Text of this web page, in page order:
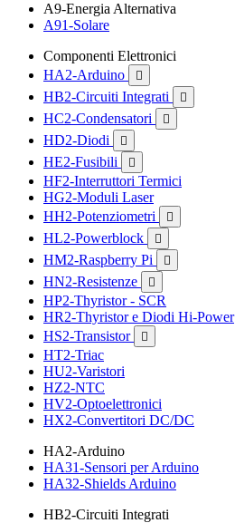
A9-Energia Alternativa
A91-Solare
Componenti Elettronici
HA2-Arduino

HB2-Circuiti Integrati 
HC2-Condensatori 
HD2-Diodi 
HE2-Fusibili 
HF2-Interruttori Termici
HG2-Moduli Laser
HH2-Potenziometri

HL2-Powerblock 
HM2-Raspberry Pi 
HN2-Resistenze 
HP2-Thyristor - SCR
HR2-Thyristor e Diodi Hi-Power
HS2-Transistor

HT2-Triac
HU2-Varistori
HZ2-NTC
HV2-Optoelettronici
HX2-Convertitori DC/DC
HA2-Arduino
HA31-Sensori per Arduino
HA32-Shields Arduino
HB2-Circuiti Integrati